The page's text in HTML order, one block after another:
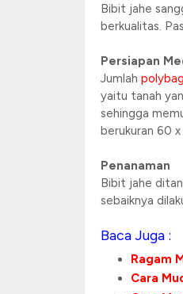
Bibit jahe
berkualitas.
Persiapan
Jumlah polybag
yaitu tanah
sehingga
berukuran 60
Penanaman
Bibit jahe
sebaiknya
Baca Juga :
Ragam
Cara